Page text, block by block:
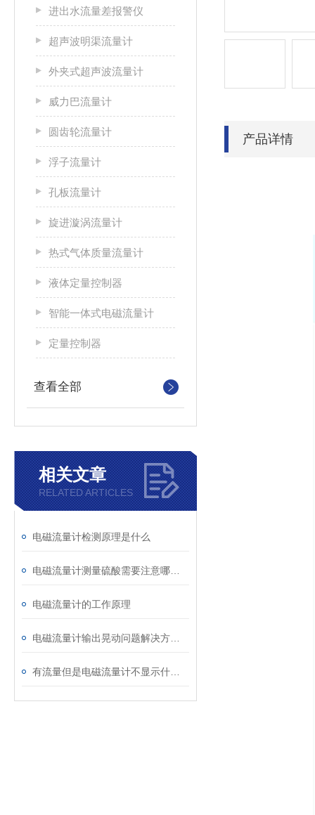
进出水流量差报警仪
超声波明渠流量计
外夹式超声波流量计
威力巴流量计
圆齿轮流量计
浮子流量计
孔板流量计
旋进漩涡流量计
热式气体质量流量计
液体定量控制器
智能一体式电磁流量计
定量控制器
查看全部
相关文章
RELATED ARTICLES
电磁流量计检测原理是什么
电磁流量计的工作原理
产品详情